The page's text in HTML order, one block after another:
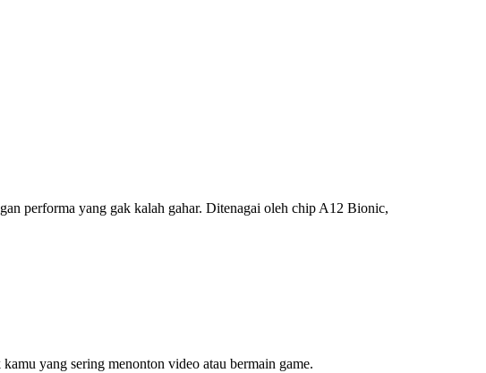
performa yang gak kalah gahar. Ditenagai oleh chip A12 Bionic,
yang sering menonton video atau bermain game.